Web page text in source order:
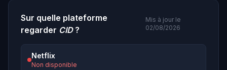
Sur quelle plateforme
regarder CID?
Mis à jour le
02/08/2026
Netflix
Non disponible